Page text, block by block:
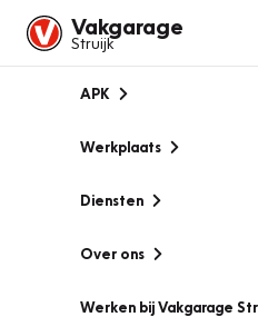
Vakgarage
Struijk
APK
Werkplaats
Diensten
Over ons
Werken bij Vakgarage